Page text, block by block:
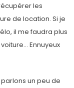
les
de location. Si je
il me faudra plus
Ennuyeux
un peu de